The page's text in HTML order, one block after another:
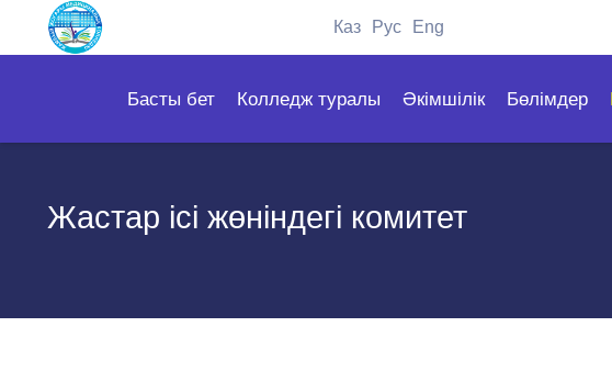
Каз Рус Eng
Басты бет Колледж туралы Әкімшілік Бөлімдер
Жастар ісі жөніндегі комитет